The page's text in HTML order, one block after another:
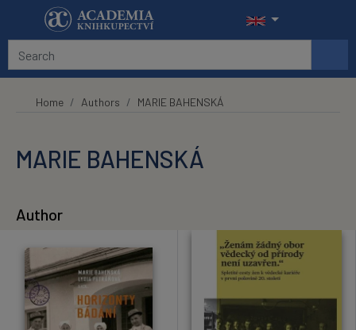
Skip to main content
Home Authors MARIE BAHENSKÁ
MARIE BAHENSKÁ
Author